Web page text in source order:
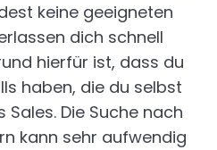
keine geeigneten
dich schnell
hierfür ist, dass du
haben, die du selbst
Die Suche nach
kann sehr aufwendig